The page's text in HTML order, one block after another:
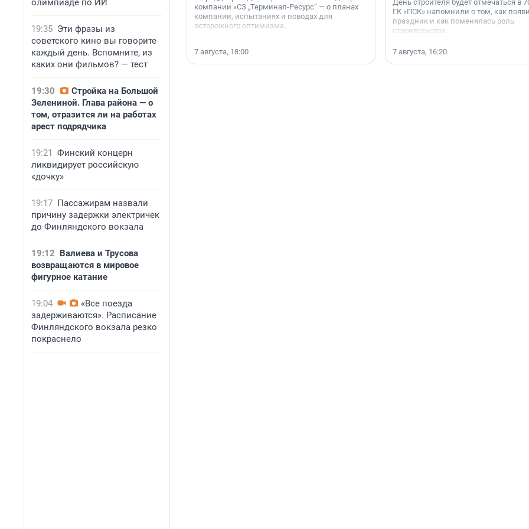
олимпиаде по ИИ
19:35 Эти фразы из
советского кино вы говорите
каждый день. Вспомните, из
каких они фильмов? — тест
19:30
Стройка на Большой
Зелениной. Глава района — о
том, отразится ли на работах
арест подрядчика
19:21 Финский концерн
ликвидирует российскую
«дочку»
19:17 Пассажирам назвали
причину задержки электричек
до Финляндского вокзала
19:12 Валиева и Трусова
возвращаются в мировое
фигурное катание
19:04
«Все поезда
задерживаются». Расписание
Финляндского вокзала резко
покраснело
компании «СЗ „Терминал-Ресурс“ — о планах
компании, испытаниях и поводах для
осторожного оптимизма.
7 августа, 18:00
День строителя будет отмечаться в
ГК «ПСК» напомнили о том, как
праздник и как поменялась роль
строительства.
7 августа, 16:20